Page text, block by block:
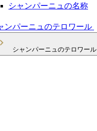
シャンパーニュの名称
ンパーニュのテロワール
シャンパーニュのテロワール